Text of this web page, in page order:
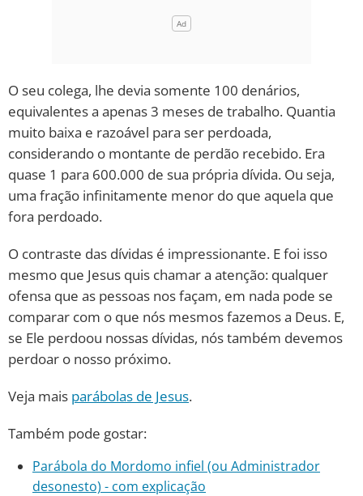
O seu colega, lhe devia somente 100 denários,
equivalentes a apenas 3 meses de trabalho. Quantia
muito baixa e razoável para ser perdoada,
considerando o montante de perdão recebido. Era
quase 1 para 600.000 de sua própria dívida. Ou seja,
uma fração infinitamente menor do que aquela que
fora perdoado.
O contraste das dívidas é impressionante. E foi isso
mesmo que Jesus quis chamar a atenção: qualquer
ofensa que as pessoas nos façam, em nada pode se
comparar com o que nós mesmos fazemos a Deus. E,
se Ele perdoou nossas dívidas, nós também devemos
perdoar o nosso próximo.
Veja mais parábolas de Jesus.
Também pode gostar:
Parábola do Mordomo infiel (ou Administrador
desonesto) - com explicação